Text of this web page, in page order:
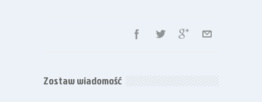
Zostaw wiadomość